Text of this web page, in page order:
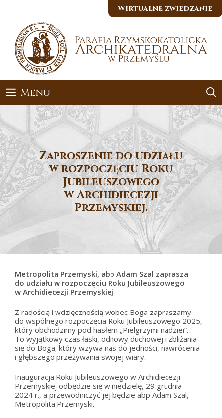
Wirtualne zwiedzanie
Menu
Zaproszenie do udziału
w rozpoczęciu Roku
Jubileuszowego
w Archidiecezji
Przemyskiej.
Metropolita Przemyski, abp Adam Szal zaprasza
do udziału w rozpoczęciu Roku Jubileuszowego
w Archidiecezji Przemyskiej
Z radością i wdzięcznością wobec Boga zapraszamy
do wspólnego rozpoczęcia Roku Jubileuszowego 2025,
który obchodzimy pod hasłem „Pielgrzymi nadziei”.
To wyjątkowy czas łaski, odnowy duchowej i zbliżania
się do Boga, który wzywa nas do jedności, nawrócenia
i głębszego przeżywania swojej wiary.
Inauguracja Roku Jubileuszowego w Archidiecezji
Przemyskiej odbędzie się w niedzielę, 29 grudnia
2024 r., a przewodniczyć jej będzie abp Adam Szal,
Metropolita Przemyski.